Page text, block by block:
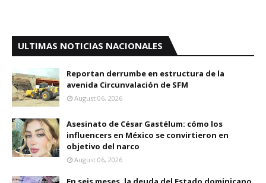
ULTIMAS NOTICIAS NACIONALES
Reportan derrumbe en estructura de la
avenida Circunvalación de SFM
August 06, 2026
Asesinato de César Gastélum: cómo los
influencers en México se convirtieron en
objetivo del narco
August 06, 2026